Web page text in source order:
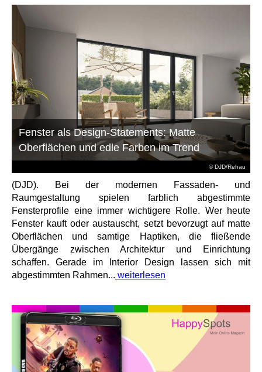
© DJD/Rehau
Fenster als Design-Statements: Matte
Oberflächen und edle Farben im Trend
(DJD). Bei der modernen Fassaden- und
Raumgestaltung spielen farblich abgestimmte
Fensterprofile eine immer wichtigere Rolle. Wer heute
Fenster kauft oder austauscht, setzt bevorzugt auf matte
Oberflächen und samtige Haptiken, die fließende
Übergänge zwischen Architektur und Einrichtung
schaffen. Gerade im Interior Design lassen sich mit
abgestimmten Rahmen... weiterlesen